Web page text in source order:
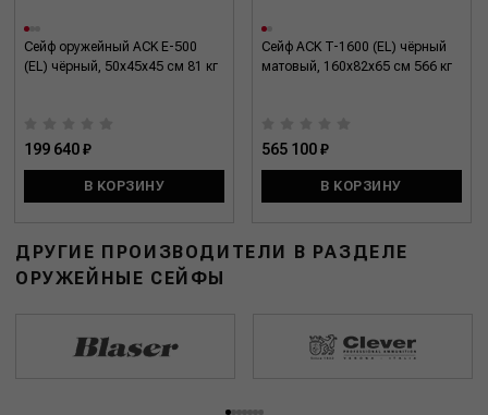
Сейф оружейный ACK E-500
(EL) чёрный, 50x45x45 см 81 кг
199 640 ₽
В КОРЗИНУ
Сейф ACK T-1600 (EL) чёрный
матовый, 160x82x65 см 566 кг
565 100 ₽
В КОРЗИНУ
ДРУГИЕ ПРОИЗВОДИТЕЛИ В РАЗДЕЛЕ
ОРУЖЕЙНЫЕ СЕЙФЫ